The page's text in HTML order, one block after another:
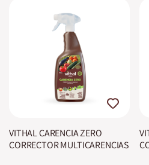
VITHAL CARENCIA ZERO
CORRECTOR MULTICARENCIAS